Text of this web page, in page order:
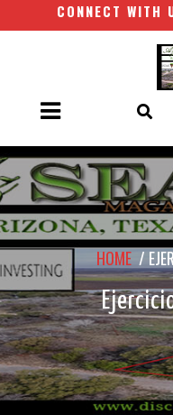
CONNECT WITH
HOME /